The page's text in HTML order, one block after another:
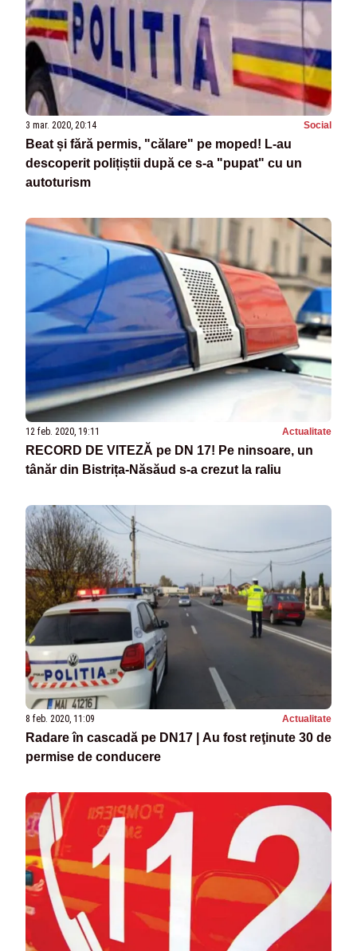
3 mar. 2020, 20:14 Social
Beat și fără permis, "călare" pe moped! L-au
descoperit polițiștii după ce s-a "pupat" cu un
autoturism
12 feb. 2020, 19:11 Actualitate
RECORD DE VITEZĂ pe DN 17! Pe ninsoare, un
tânăr din Bistrița-Năsăud s-a crezut la raliu
8 feb. 2020, 11:09 Actualitate
Radare în cascadă pe DN17 | Au fost reţinute 30 de
permise de conducere